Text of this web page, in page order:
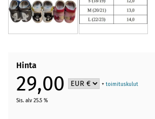
Hinta
29,00 +toimituskulut
Sis. alv 25.5 %